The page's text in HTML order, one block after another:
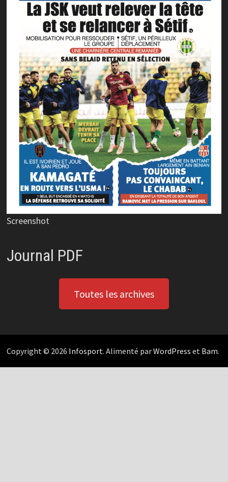
Screenshot
Journal PDF
Toutes les archives
Copyright © 2026 Infosport. Alimenté parWordPress et Bam.